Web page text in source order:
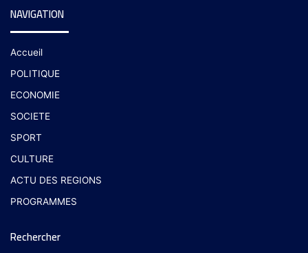
NAVIGATION
Accueil
POLITIQUE
ECONOMIE
SOCIETE
SPORT
CULTURE
ACTU DES REGIONS
PROGRAMMES
Rechercher